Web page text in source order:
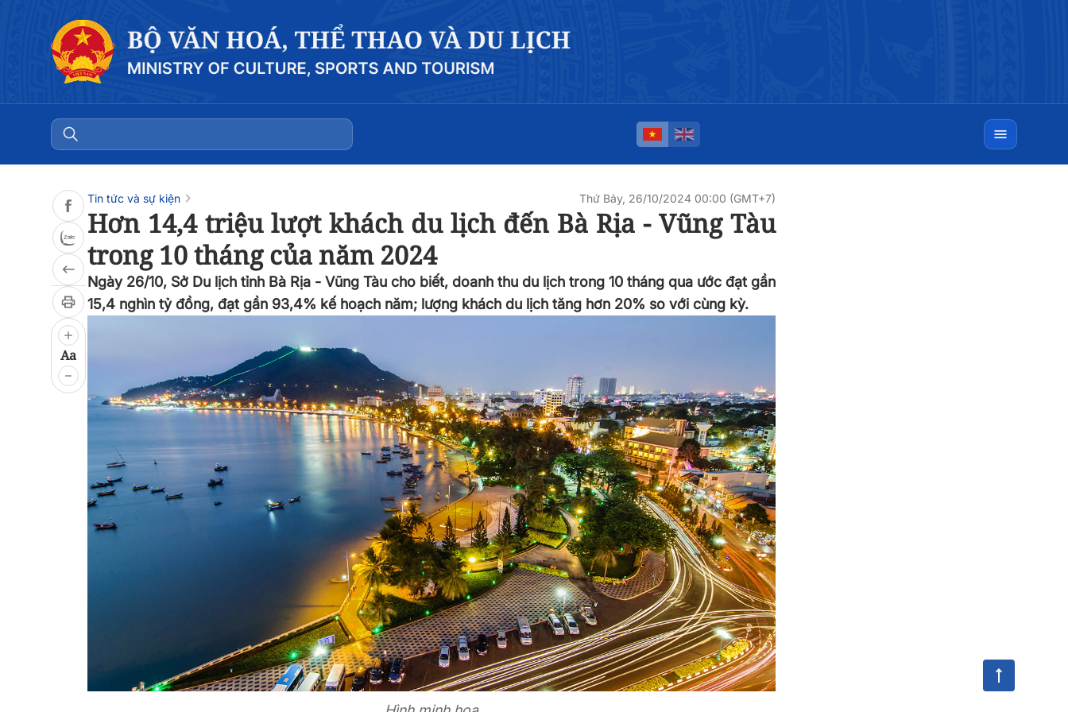
Aa
Tin tức và sự kiện Thứ Bảy, 26/10/2024 00:00 (GMT+7)
Hơn 14,4 triệu lượt khách du lịch đến Bà Rịa - Vũng Tàu
trong 10 tháng của năm 2024
Ngày 26/10, Sở Du lịch tỉnh Bà Rịa - Vũng Tàu cho biết, doanh thu du lịch trong 10 tháng qua ước đạt gần
15,4 nghìn tỷ đồng, đạt gần 93,4% kế hoạch năm; lượng khách du lịch tăng hơn 20% so với cùng kỳ.
0:00 0:00